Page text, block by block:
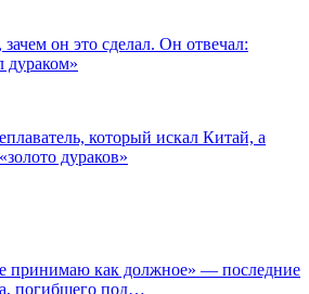
он это сделал. Он отвечал:
дураком»
который искал Китай, а
дураков»
принимаю как должное» — последние
погибшего под…